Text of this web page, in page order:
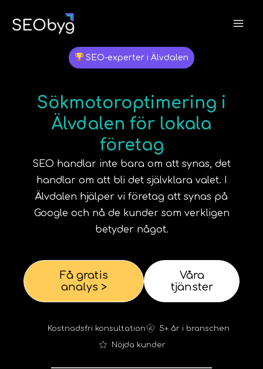
SEO-experter i Älvdalen
Sökmotoroptimering i
Älvdalen för lokala
företag
SEO handlar inte bara om att synas, det
handlar om att bli det självklara valet. I
Älvdalen hjälper vi företag att synas på
Google och nå de kunder som verkligen
betyder något.
Få gratis
analys >
Våra
tjänster
Kostnadsfri konsultation
5+ år i branschen
Nöjda kunder